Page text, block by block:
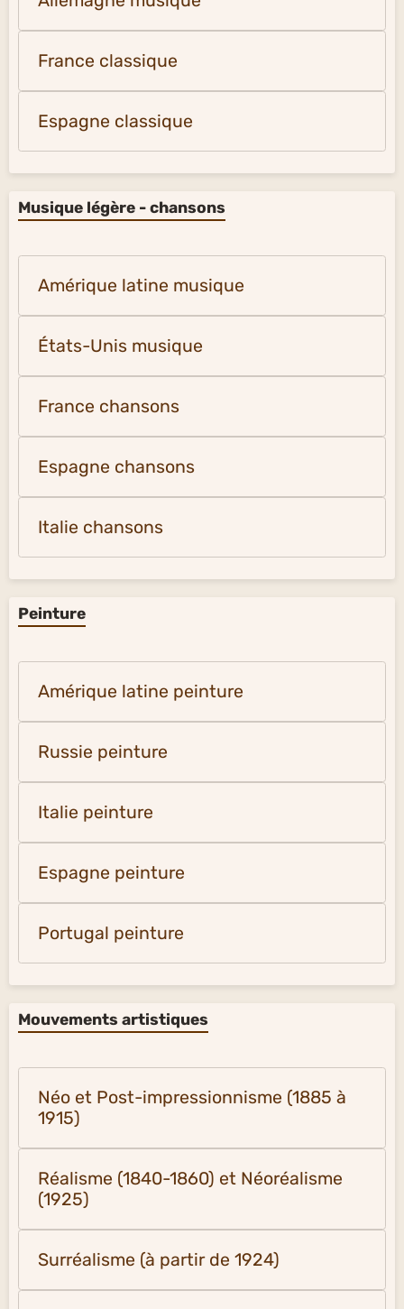
France classique
Espagne classique
Musique légère - chansons
Amérique latine musique
États-Unis musique
France chansons
Espagne chansons
Italie chansons
Peinture
Amérique latine peinture
Russie peinture
Italie peinture
Espagne peinture
Portugal peinture
Mouvements artistiques
Néo et Post-impressionnisme (1885 à
1915)
Réalisme (1840-1860) et Néoréalisme
(1925)
Surréalisme (à partir de 1924)